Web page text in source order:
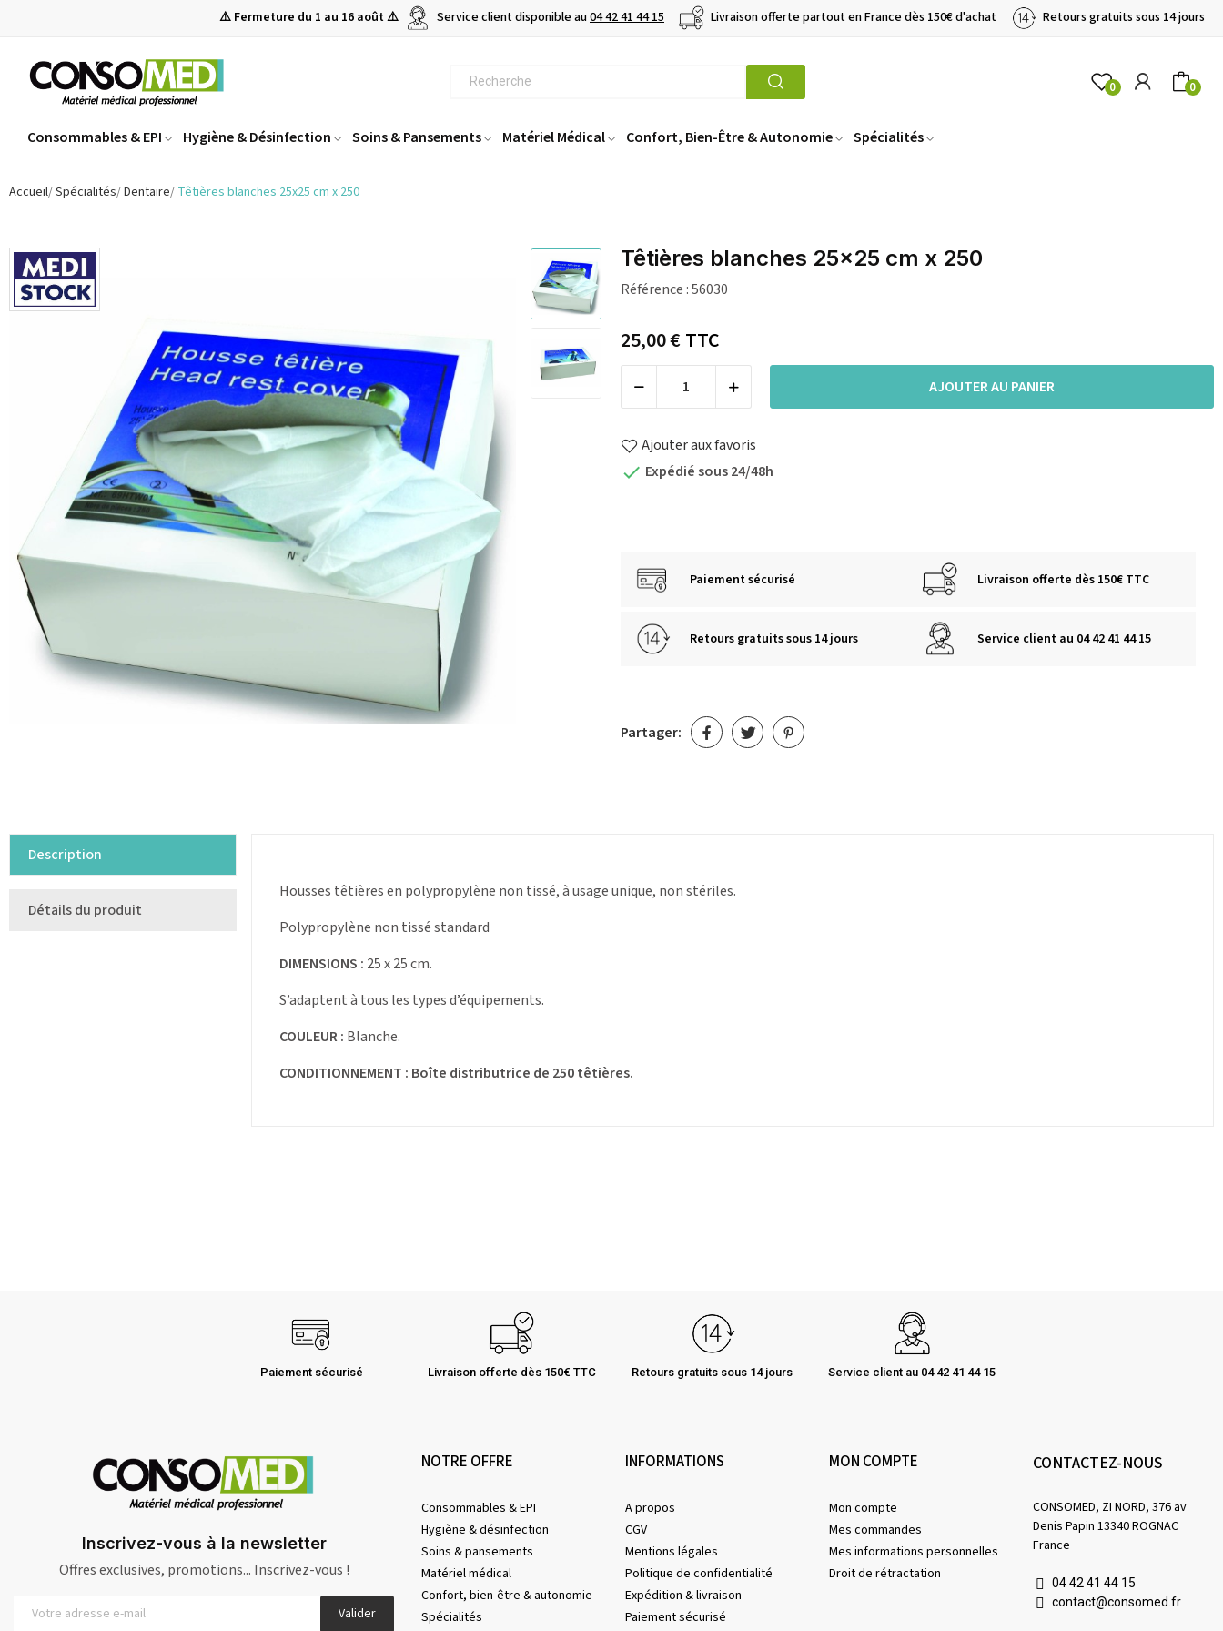
⚠️ Fermeture du 1 au 16 août ⚠️ Service client disponible au04 42 41 44 15 Livraison offerte partout en France dès 150€ d'achat Retours gratuits sous 14 jours
0 0
Consommables & EPI Hygiène & Désinfection Soins & Pansements Matériel Médical Confort, Bien-Être & Autonomie Spécialités
Accueil Spécialités Dentaire Têtières blanches 25x25 cm x 250
Têtières blanches 25x25 cm x 250
Référence :56030
25,00 €TTC
AJOUTER AU PANIER
Ajouter aux favoris
 Expédié sous 24/48h
Paiement sécurisé Livraison offerte dès 150€ TTC
Retours gratuits sous 14 jours Service client au 04 42 41 44 15
Partager:
Description
Détails du produit
Housses têtières en polypropylène non tissé, à usage unique, non stériles.
Polypropylène non tissé standard
DIMENSIONS : 25 x 25 cm.
S’adaptent à tous les types d’équipements.
COULEUR : Blanche.
CONDITIONNEMENT : Boîte distributrice de 250 têtières.
Paiement sécurisé Livraison offerte dès 150€ TTC Retours gratuits sous 14 jours Service client au 04 42 41 44 15
Inscrivez-vous à la newsletter
Offres exclusives, promotions... Inscrivez-vous !
Valider
NOTRE OFFRE
Consommables & EPI
Hygiène & désinfection
Soins & pansements
Matériel médical
Confort, bien-être & autonomie
Spécialités
INFORMATIONS
A propos
CGV
Mentions légales
Politique de confidentialité
Expédition & livraison
Paiement sécurisé
MON COMPTE
Mon compte
Mes commandes
Mes informations personnelles
Droit de rétractation
CONTACTEZ-NOUS
CONSOMED, ZI NORD, 376 av
Denis Papin 13340 ROGNAC
France
04 42 41 44 15
contact@consomed.fr